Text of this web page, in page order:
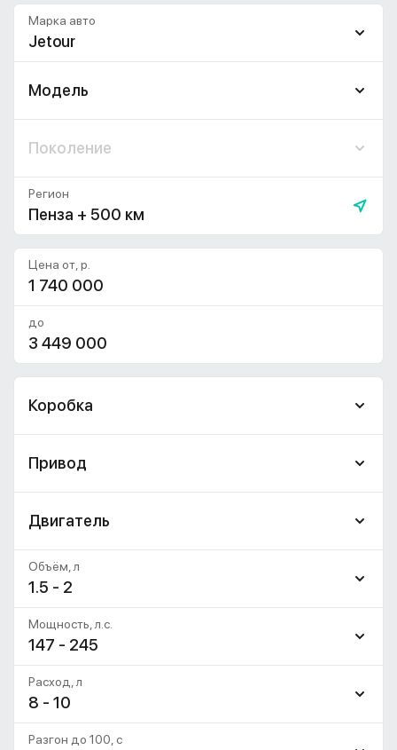
Jetour
Марка авто
Модель
Поколение
Пенза + 500 км
Регион
Цена от, р.
до
Коробка
Привод
Двигатель
1.5 - 2
Объём, л
147 - 245
Мощность, л.с.
8 - 10
Расход, л
Разгон до 100, c